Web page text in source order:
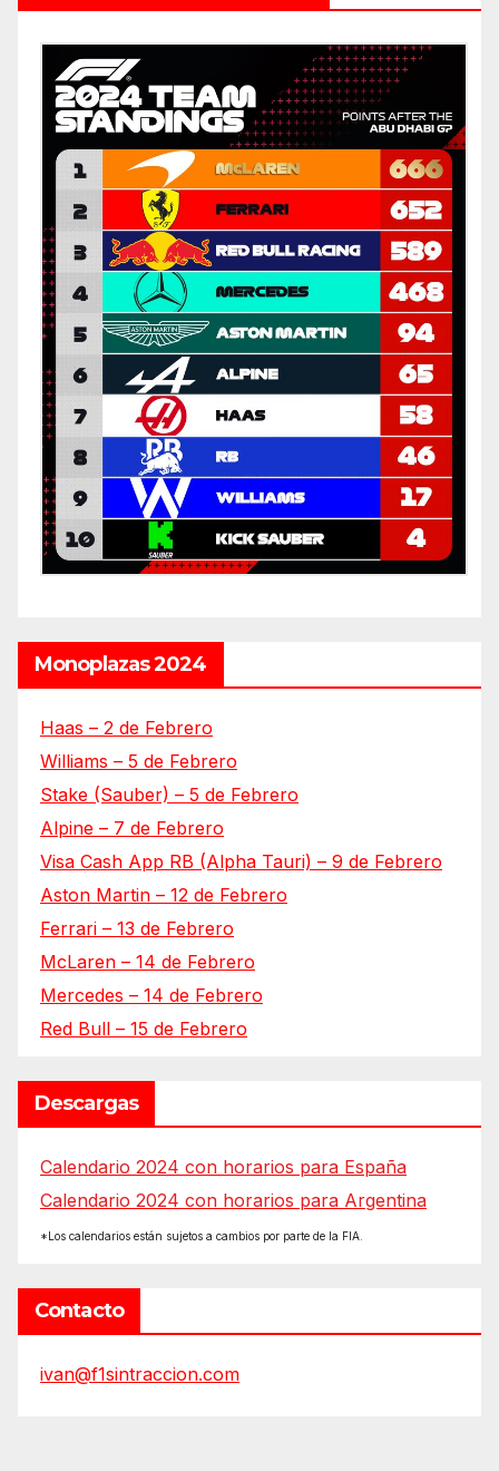
Monoplazas 2024
Haas – 2 de Febrero
Williams – 5 de Febrero
Stake (Sauber) – 5 de Febrero
Alpine – 7 de Febrero
Visa Cash App RB (Alpha Tauri) – 9 de Febrero
Aston Martin – 12 de Febrero
Ferrari – 13 de Febrero
McLaren – 14 de Febrero
Mercedes – 14 de Febrero
Red Bull – 15 de Febrero
Descargas
Calendario 2024 con horarios para España
Calendario 2024 con horarios para Argentina
*Los calendarios están sujetos a cambios por parte de la FIA.
Contacto
ivan@f1sintraccion.com